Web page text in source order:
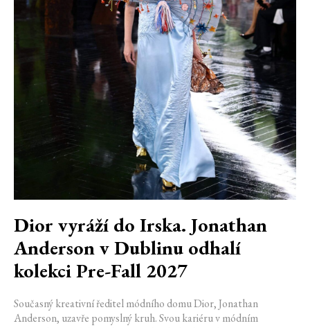
Dior vyráží do Irska. Jonathan
Anderson v Dublinu odhalí
kolekci Pre-Fall 2027
Současný kreativní ředitel módního domu Dior, Jonathan
Anderson, uzavře pomyslný kruh. Svou kariéru v módním